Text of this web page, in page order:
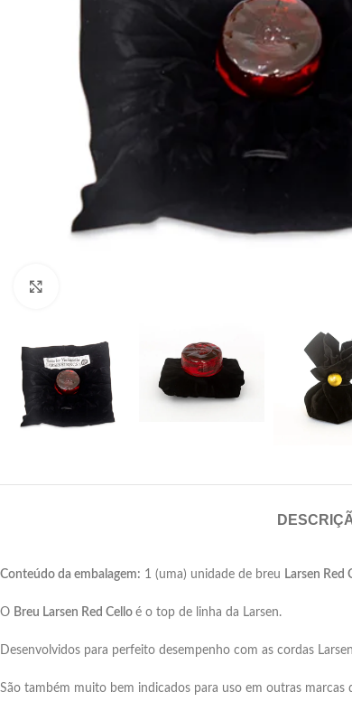
Conteúdo da embalagem: 1 (uma) unidade de breu Larsen Red
O Breu Larsen Red Cello é o top de linha da Larsen.
Desenvolvidos para perfeito desempenho com as cordas
São também muito bem indicados para uso em outras marcas